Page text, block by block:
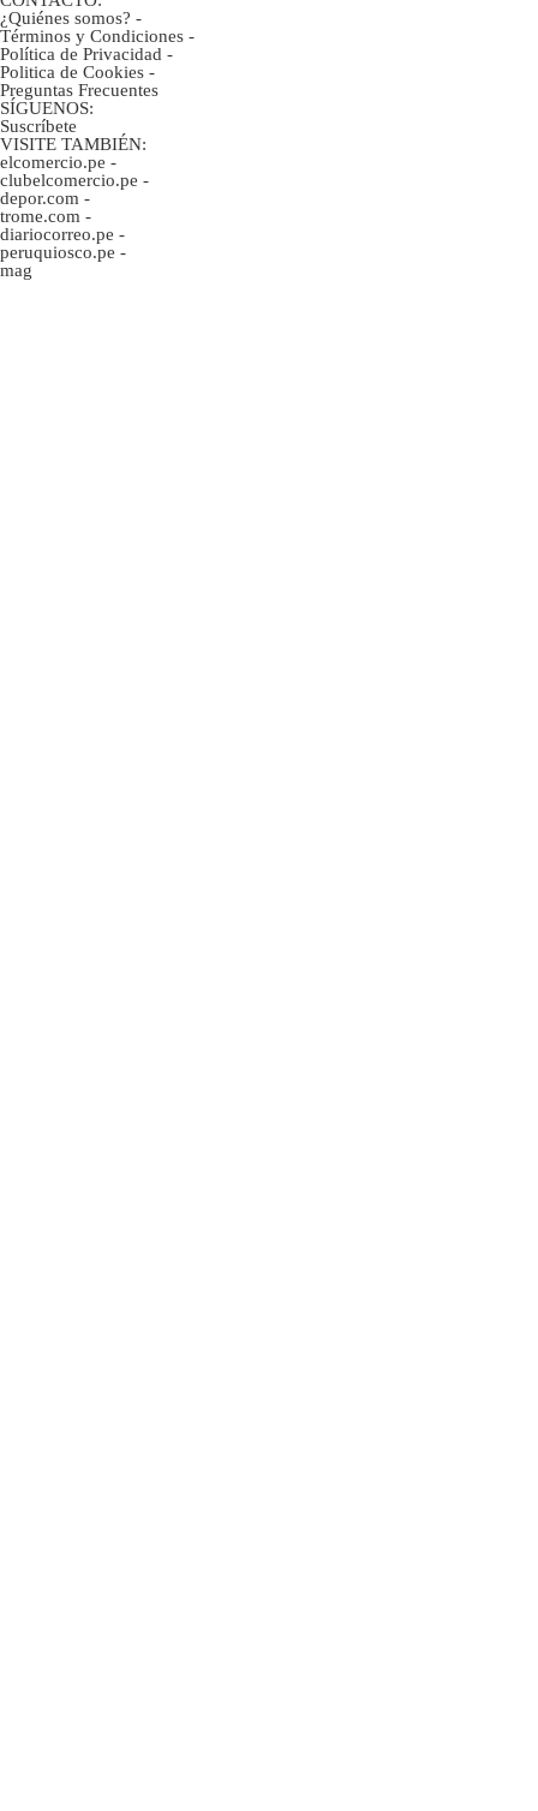
¿Quiénes somos? -
Términos y Condiciones -
Política de Privacidad -
Politica de Cookies -
Preguntas Frecuentes
SÍGUENOS:
Suscríbete
VISITE TAMBIÉN:
elcomercio.pe -
clubelcomercio.pe -
depor.com -
trome.com -
diariocorreo.pe -
peruquiosco.pe -
mag